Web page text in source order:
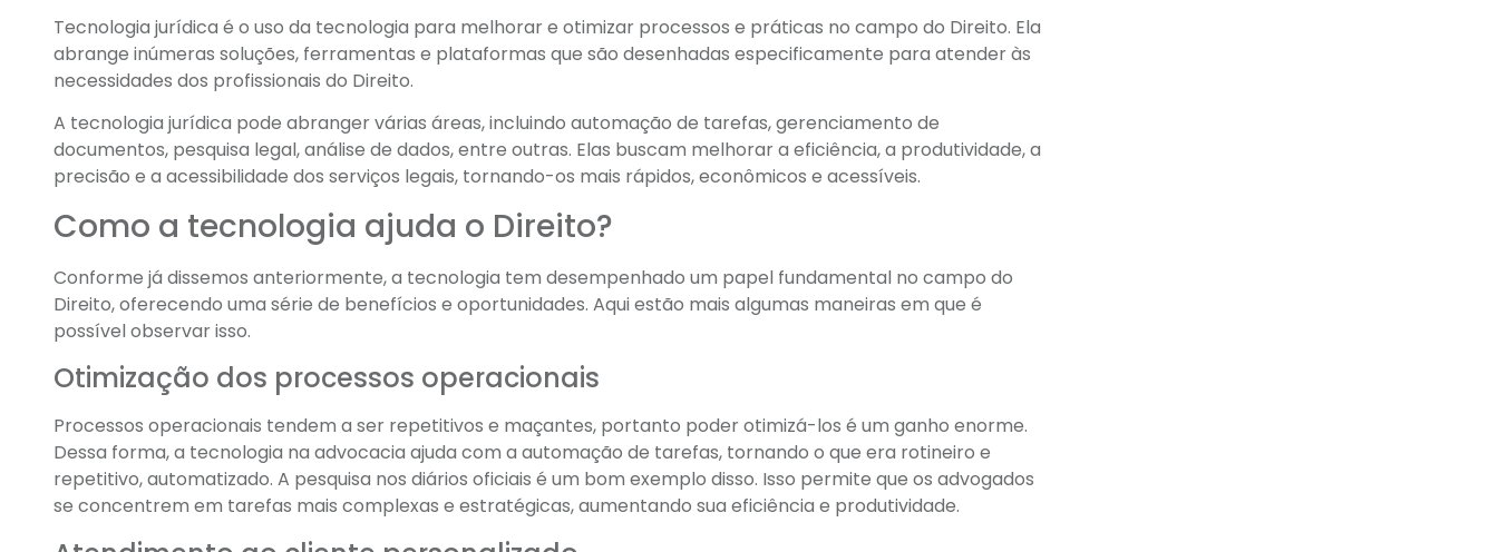
Tecnologia jurídica é o uso da tecnologia para melhorar e otimizar processos e práticas no campo do Direito. Ela
abrange inúmeras soluções, ferramentas e plataformas que são desenhadas especificamente para atender às
necessidades dos profissionais do Direito.
A tecnologia jurídica pode abranger várias áreas, incluindo automação de tarefas, gerenciamento de
documentos, pesquisa legal, análise de dados, entre outras. Elas buscam melhorar a eficiência, a produtividade, a
precisão e a acessibilidade dos serviços legais, tornando-os mais rápidos, econômicos e acessíveis.
Como a tecnologia ajuda o Direito?
Conforme já dissemos anteriormente, a tecnologia tem desempenhado um papel fundamental no campo do
Direito, oferecendo uma série de benefícios e oportunidades. Aqui estão mais algumas maneiras em que é
possível observar isso.
Otimização dos processos operacionais
Processos operacionais tendem a ser repetitivos e maçantes, portanto poder otimizá-los é um ganho enorme.
Dessa forma, a tecnologia na advocacia ajuda com a automação de tarefas, tornando o que era rotineiro e
repetitivo, automatizado. A pesquisa nos diários oficiais é um bom exemplo disso. Isso permite que os advogados
se concentrem em tarefas mais complexas e estratégicas, aumentando sua eficiência e produtividade.